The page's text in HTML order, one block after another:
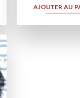
AJOUTER AU